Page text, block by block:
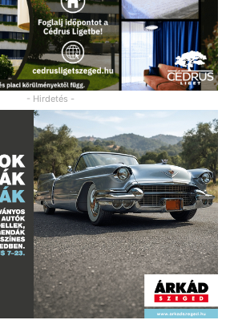
- Hirdetés -